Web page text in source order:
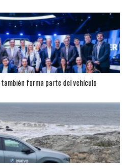
forma parte del vehículo